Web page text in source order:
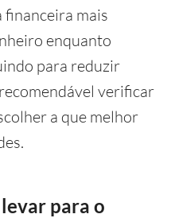
mais
enquanto
para reduzir
verificar
a que melhor
para o